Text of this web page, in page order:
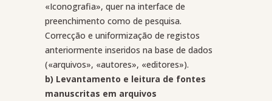
«Iconografia», quer na interface de
preenchimento como de pesquisa.
Correcção e uniformização de registos
anteriormente inseridos na base de dados
(«arquivos», «autores», «editores»).
b) Levantamento e leitura de fontes
manuscritas em arquivos